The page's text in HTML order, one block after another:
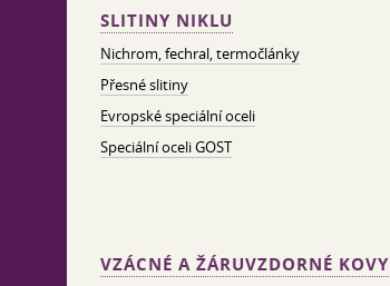
SLITINY NIKLU
Nichrom, fechral, termočlánky
Přesné slitiny
Evropské speciální oceli
Speciální oceli GOST
VZÁCNÉ A ŽÁRUVZDORNÉ KOVY